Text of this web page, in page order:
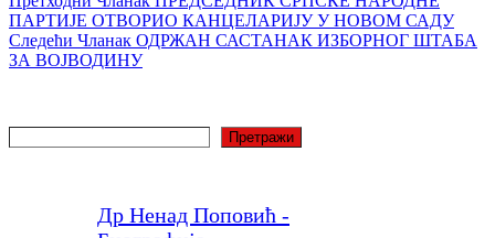
ПАРТИЈЕ ОТВОРИО КАНЦЕЛАРИЈУ У НОВОМ САДУ
Следећи Чланак ОДРЖАН САСТАНАК ИЗБОРНОГ ШТАБА
ЗА ВОЈВОДИНУ
Претражи
Др Ненад Поповић -